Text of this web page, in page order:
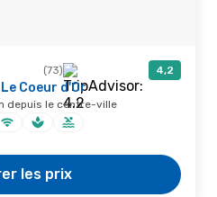
(73) 4,2
Coeur d'Or
depuis le centre-ville
les prix